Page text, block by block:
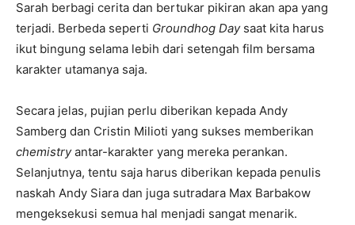
Sarah berbagi cerita dan bertukar pikiran akan apa yang
terjadi. Berbeda seperti Groundhog Daysaat kita harus
ikut bingung selama lebih dari setengah film bersama
karakter utamanya saja.
Secara jelas, pujian perlu diberikan kepada Andy
Samberg dan Cristin Milioti yang sukses memberikan
chemistryantar-karakter yang mereka perankan.
Selanjutnya, tentu saja harus diberikan kepada penulis
naskah Andy Siara dan juga sutradara Max Barbakow
mengeksekusi semua hal menjadi sangat menarik.